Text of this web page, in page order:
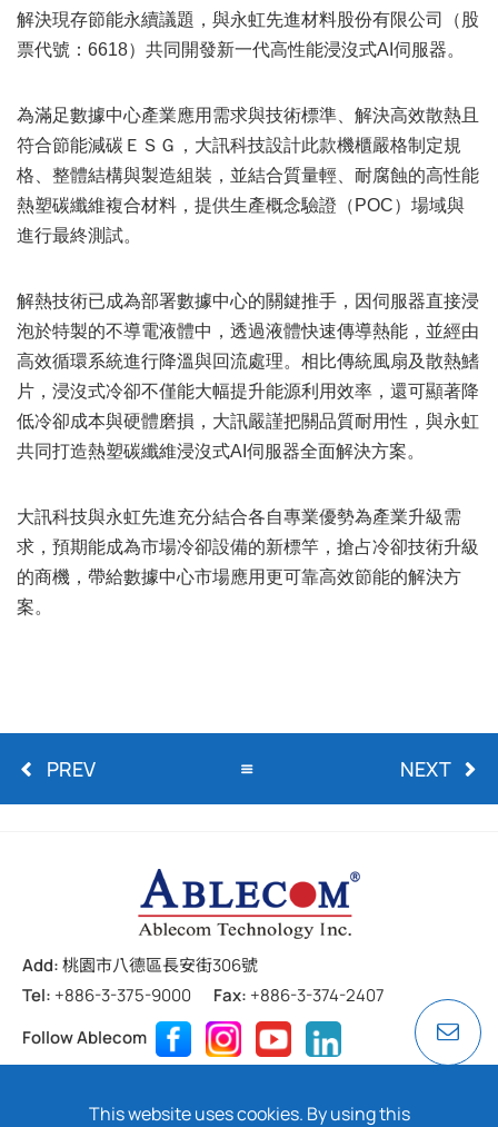
解決現存節能永續議題，與永虹先進材料股份有限公司（股
票代號： 6618）共同開發新一代高性能浸沒式AI 伺服器。
為滿足數據中心產業應用需求與技術標準、解決高效散熱且
符合節能減碳ＥＳＧ，大訊科技設計此款機櫃嚴格制定規
格、整體結構與製造組裝，並結合質量輕、耐腐蝕的高性能
熱塑碳纖維複合材料，提供生產概念驗證（ POC）場域與
進行最終測試。
解熱技術已成為部署數據中心的關鍵推手，因伺服器直接浸
泡於特製的不導電液體中，透過液體快速傳導熱能，並經由
高效循環系統進行降溫與回流處理。相比傳統風扇及散熱鰭
片，浸沒式冷卻不僅能大幅提升能源利用效率，還可顯著降
低冷卻成本與硬體磨損，大訊嚴謹把關品質耐用性，與永虹
共同打造熱塑碳纖維浸沒式AI 伺服器全面解決方案。
大訊科技與永虹先進充分結合各自專業優勢為產業升級需
求，預期能成為市場冷卻設備的新標竿，搶占冷卻技術升級
的商機，帶給數據中心市場應用更可靠高效節能的解決方
案。
PREV NEXT
Add:桃園市八德區長安街306號
Tel: +886-3-375-9000 Fax: +886-3-374-2407
Follow Ablecom
Privacy Policy Cookie
This website uses cookies. By using this